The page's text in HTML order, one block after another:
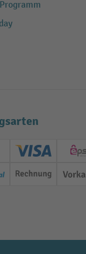
(Master)
Creditcard
Rechnung